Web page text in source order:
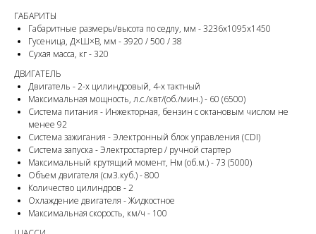
ГАБАРИТЫ
Габаритные размеры/высота по седлу, мм - 3236х1095х1450
Гусеница, Д×Ш×В, мм - 3920 / 500 / 38
Сухая масса, кг - 320
ДВИГАТЕЛЬ
Двигатель - 2-х цилиндровый, 4-х тактный
Максимальная мощность, л.с./квт/(об./мин.) - 60 (6500)
Система питания - Инжекторная, бензин с октановым числом не
менее 92
Система зажигания - Электронный блок управления (CDI)
Система запуска - Электростартер / ручной стартер
Максимальный крутящий момент, Нм (об.м.) - 73 (5000)
Объем двигателя (см3.куб.) - 800
Количество цилиндров - 2
Охлаждение двигателя - Жидкостное
Максимальная скорость, км/ч - 100